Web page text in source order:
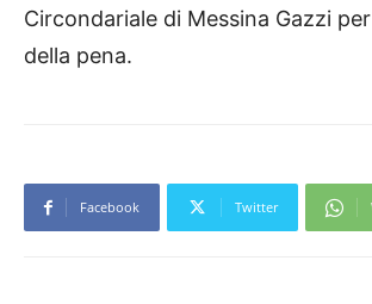
Circondariale di Messina Gazzi per
della pena.
Facebook Twitter